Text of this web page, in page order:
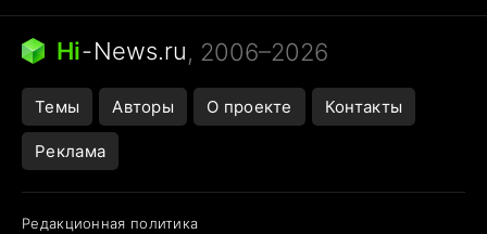
Бензин 100 vs 95
Тунцы в океанариуме
Следующая пандемия
Hi-News.ru, 2006–2026
Темы Авторы О проекте Контакты
Реклама
Редакционная политика